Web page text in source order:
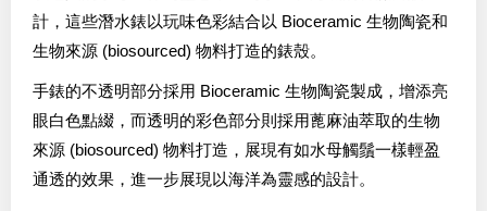
計，這些潛水錶以玩味色彩結合以 Bioceramic 生物陶瓷和
生物來源 (biosourced) 物料打造的錶殼。
手錶的不透明部分採用 Bioceramic 生物陶瓷製成，增添亮
眼白色點綴，而透明的彩色部分則採用蓖麻油萃取的生物
來源 (biosourced) 物料打造，展現有如水母觸鬚一樣輕盈
通透的效果，進一步展現以海洋為靈感的設計。